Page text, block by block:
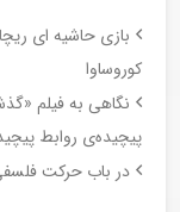
بازی حاشیه ای
کوروساوا
نگاهی به فیلم
پیچیده‌ی روابط
در باب حرکت